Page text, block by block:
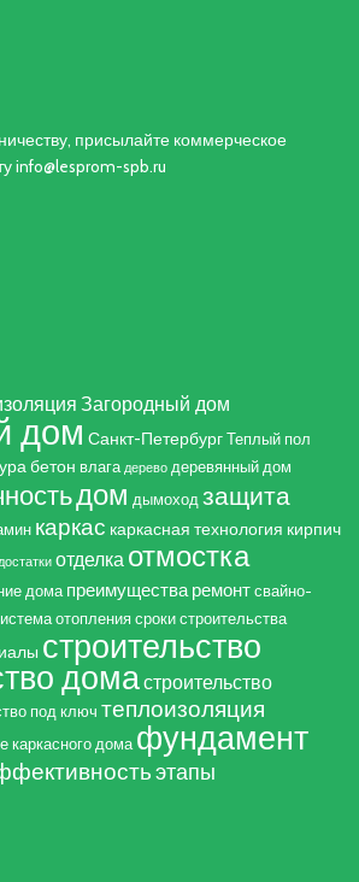
присылайте коммерческое
info@lesprom-spb.ru
Загородный дом
дом Санкт-Петербург Теплый пол
бетон влага дерево деревянный дом
дом дымоход защита
каркас каркасная технология кирпич
отделка отмостка
дома преимуществаремонт свайно-
отопления сроки строительства
строительство
домастроительство
под ключ теплоизоляция
каркасного дома фундамент
этапы